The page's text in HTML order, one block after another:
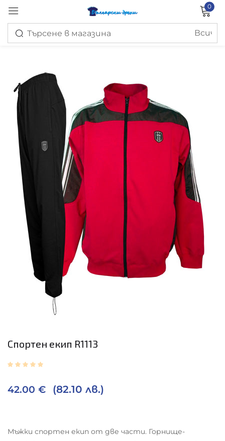
0
Спортен екип R1113
42.00 € (82.10 лв.)
Мъжки спортен екип от две части. Горнище-
Вход
Запомни ме Изгубена парола?
СЪЗДАЙ ПРОФИЛ